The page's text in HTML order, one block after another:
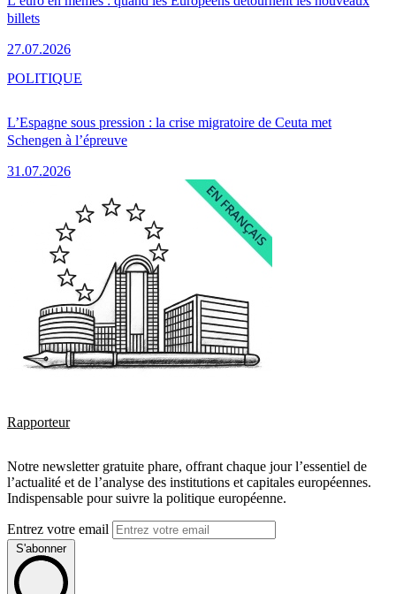
billets
27.07.2026
L’Espagne sous pression : la crise migratoire de Ceuta met
Schengen à l’épreuve
31.07.2026
POLITIQUE
Rapporteur
Notre newsletter gratuite phare, offrant chaque jour l’essentiel de
l’actualité et de l’analyse des institutions et capitales européennes.
Indispensable pour suivre la politique européenne.
Entrez votre email
S'abonner